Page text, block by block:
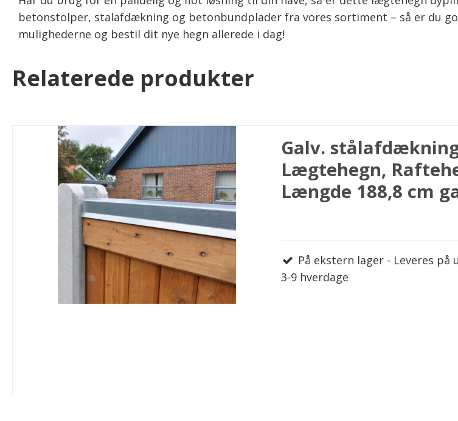
betonstolper, stalafdækning og betonbundplader fra vores sortiment – så er du
mulighederne og bestil dit nye hegn allerede i dag!
Relaterede produkter
Galv.
Lægtehegn,
Længde 188,8 cm
På ekstern lager - Leveres
3-9 hverdage